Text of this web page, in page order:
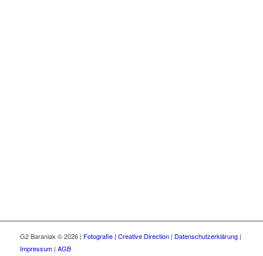
G2 Baraniak © 2026 | Fotografie | Creative Direction| Datenschutzerklärung|
Impressum| AGB